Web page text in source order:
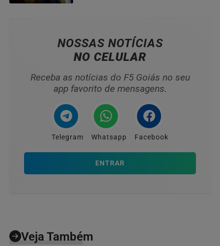
NOSSAS NOTÍCIAS
NO CELULAR
Receba as notícias do F5 Goiás no seu
app favorito de mensagens.
Telegram Whatsapp Facebook
ENTRAR
Veja Também